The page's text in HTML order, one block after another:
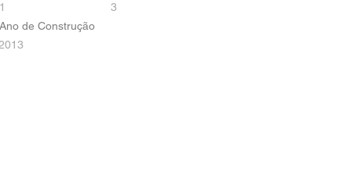
1
3
Ano de Construção